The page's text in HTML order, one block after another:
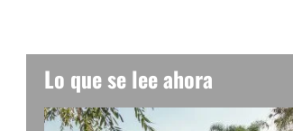
Lo que se lee ahora